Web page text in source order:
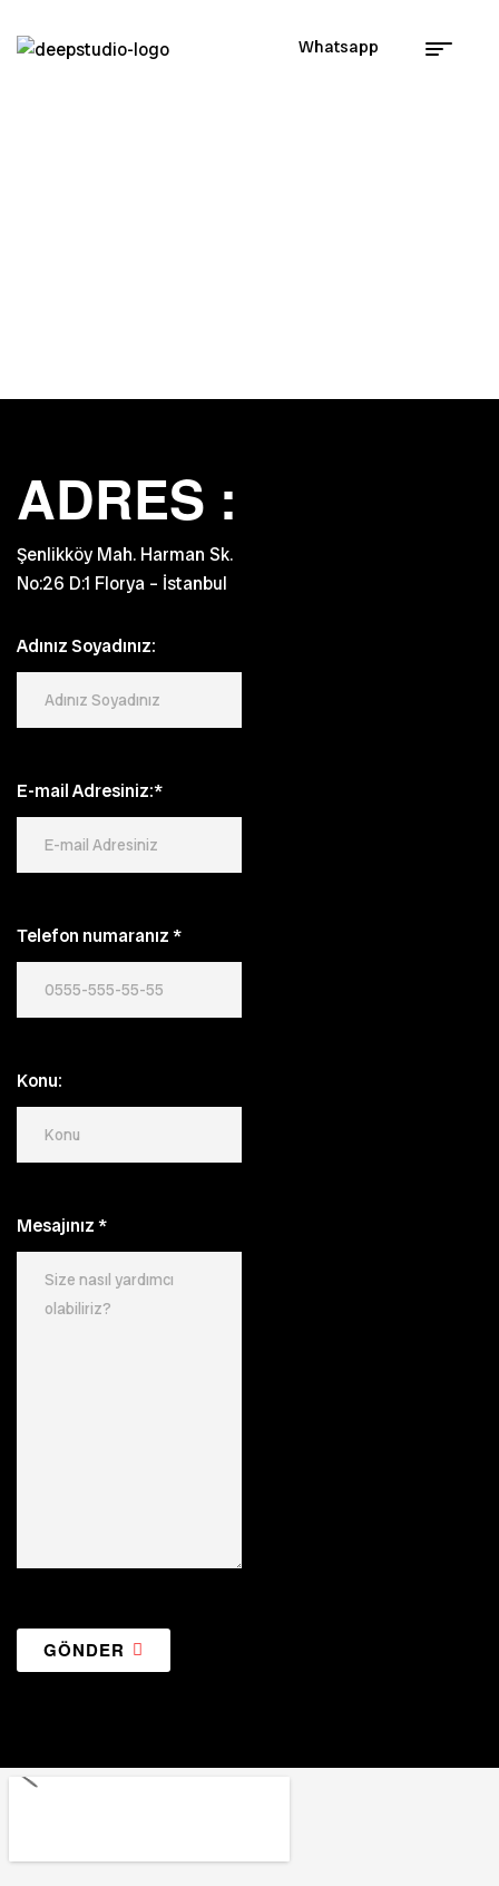
Whatsapp
ADRES :
Şenlikköy Mah. Harman Sk.
No:26 D:1 Florya – İstanbul
Adınız Soyadınız:
E-mail Adresiniz:*
Telefon numaranız*
Konu:
Mesajınız*
GÖNDER